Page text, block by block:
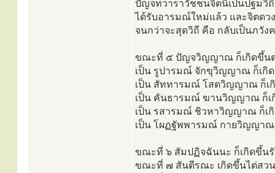
ปัญจทวาราวัชชนจิตนี้เป็นปฐมวิ
ได้รับอารมณ์ใหม่แล้ว และจิตดว
จนกว่าจะสุดวิถี คือ กลับเป็นภวัง
ขณะที่ ๕ ปัญจวิญญาณ ก็เกิดขึ้น
เป็น รูปารมณ์ จักขุวิญญาณ ก็เกิ
เป็น สัททารมณ์ โสตวิญญาณ ก็เ
เป็น คันธารมณ์ ฆานวิญญาณ ก็เ
เป็น รสารมณ์ ชิวหาวิญญาณ ก็เ
เป็น โผฏฐัพพารมณ์ กายวิญญา
ขณะที่ ๖ สัมปฏิจฉันนะ ก็เกิดขึ้น
ขณะที่ ๗ สันตีรณะ เกิดขึ้นไต่สว